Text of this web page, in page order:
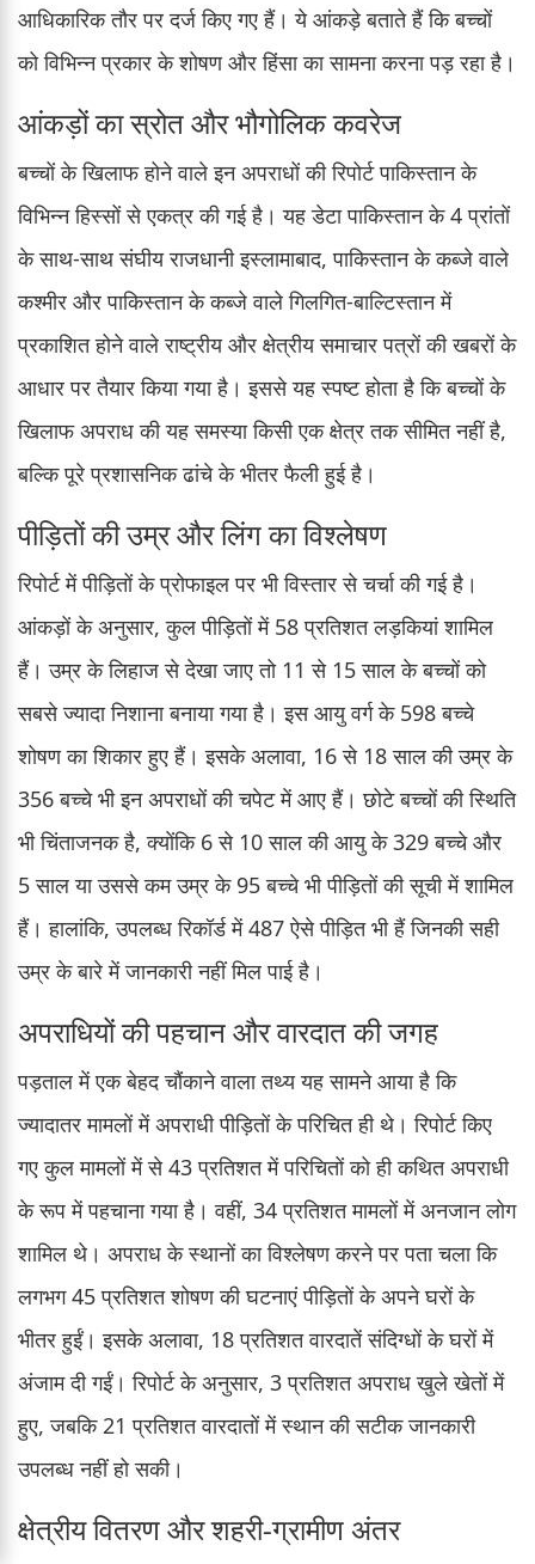
आधिकारिक तौर पर दर्ज किए गए हैं। ये आंकड़े बताते हैं कि बच्चों
को विभिन्न प्रकार के शोषण और हिंसा का सामना करना पड़ रहा है।
आंकड़ों का स्रोत और भौगोलिक कवरेज
बच्चों के खिलाफ होने वाले इन अपराधों की रिपोर्ट पाकिस्तान के
विभिन्न हिस्सों से एकत्र की गई है। यह डेटा पाकिस्तान के 4 प्रांतों
के साथ-साथ संघीय राजधानी इस्लामाबाद, पाकिस्तान के कब्जे वाले
कश्मीर और पाकिस्तान के कब्जे वाले गिलगित-बाल्टिस्तान में
प्रकाशित होने वाले राष्ट्रीय और क्षेत्रीय समाचार पत्रों की खबरों के
आधार पर तैयार किया गया है। इससे यह स्पष्ट होता है कि बच्चों के
खिलाफ अपराध की यह समस्या किसी एक क्षेत्र तक सीमित नहीं है,
बल्कि पूरे प्रशासनिक ढांचे के भीतर फैली हुई है।
पीड़ितों की उम्र और लिंग का विश्लेषण
रिपोर्ट में पीड़ितों के प्रोफाइल पर भी विस्तार से चर्चा की गई है।
आंकड़ों के अनुसार, कुल पीड़ितों में 58 प्रतिशत लड़कियां शामिल
हैं। उम्र के लिहाज से देखा जाए तो 11 से 15 साल के बच्चों को
सबसे ज्यादा निशाना बनाया गया है। इस आयु वर्ग के 598 बच्चे
शोषण का शिकार हुए हैं। इसके अलावा, 16 से 18 साल की उम्र के
356 बच्चे भी इन अपराधों की चपेट में आए हैं। छोटे बच्चों की स्थिति
भी चिंताजनक है, क्योंकि 6 से 10 साल की आयु के 329 बच्चे और
5 साल या उससे कम उम्र के 95 बच्चे भी पीड़ितों की सूची में शामिल
हैं। हालांकि, उपलब्ध रिकॉर्ड में 487 ऐसे पीड़ित भी हैं जिनकी सही
उम्र के बारे में जानकारी नहीं मिल पाई है।
अपराधियों की पहचान और वारदात की जगह
पड़ताल में एक बेहद चौंकाने वाला तथ्य यह सामने आया है कि
ज्यादातर मामलों में अपराधी पीड़ितों के परिचित ही थे। रिपोर्ट किए
गए कुल मामलों में से 43 प्रतिशत में परिचितों को ही कथित अपराधी
के रूप में पहचाना गया है। वहीं, 34 प्रतिशत मामलों में अनजान लोग
शामिल थे। अपराध के स्थानों का विश्लेषण करने पर पता चला कि
लगभग 45 प्रतिशत शोषण की घटनाएं पीड़ितों के अपने घरों के
भीतर हुईं। इसके अलावा, 18 प्रतिशत वारदातें संदिग्धों के घरों में
अंजाम दी गईं। रिपोर्ट के अनुसार, 3 प्रतिशत अपराध खुले खेतों में
हुए, जबकि 21 प्रतिशत वारदातों में स्थान की सटीक जानकारी
उपलब्ध नहीं हो सकी।
क्षेत्रीय वितरण और शहरी-ग्रामीण अंतर